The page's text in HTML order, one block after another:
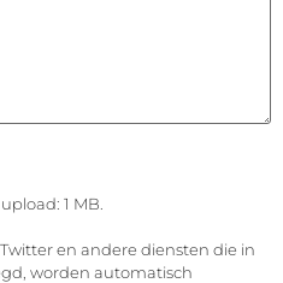
1 MB.
en andere diensten die in
worden automatisch